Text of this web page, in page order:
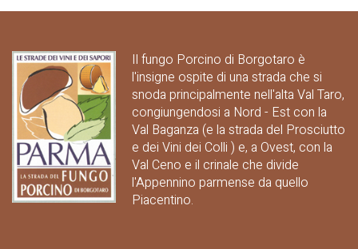
Il fungo Porcino di Borgotaro è
l'insigne ospite di una strada che si
snoda principalmente nell'alta Val Taro,
congiungendosi a Nord - Est con la
Val Baganza (e la strada del Prosciutto
e dei Vini dei Colli ) e, a Ovest, con la
Val Ceno e il crinale che divide
l'Appennino parmense da quello
Piacentino.